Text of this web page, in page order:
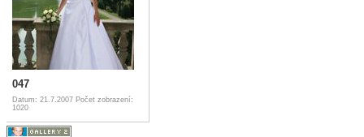
047
Datum: 21.7.2007 Počet zobrazení:
1020